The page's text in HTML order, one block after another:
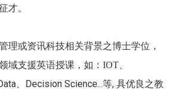
才。
理或资讯科技相关背景之博士学位，
域支援英语授课，如：IOT
、Decision Science...等, 具优良之教